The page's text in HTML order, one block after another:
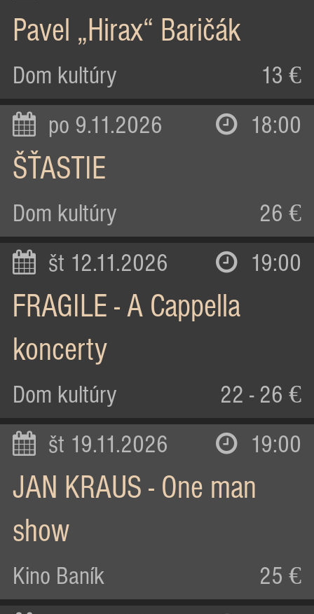
Pavel „Hirax“ Baričák
Dom kultúry 13 €
po 9.11.2026 18:00
ŠŤASTIE
Dom kultúry 26 €
št 12.11.2026 19:00
FRAGILE - A Cappella
koncerty
Dom kultúry 22 - 26 €
št 19.11.2026 19:00
JAN KRAUS - One man
show
Kino Baník 25 €